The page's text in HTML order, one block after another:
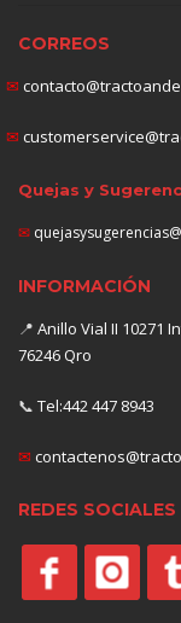
CORREOS
✉
✉
Quejas y
✉
INFORMACIÓN
📍 Anillo Vial II 10271
76246 Qro
📞 Tel:442 447 8943
✉
REDES SOCIALES